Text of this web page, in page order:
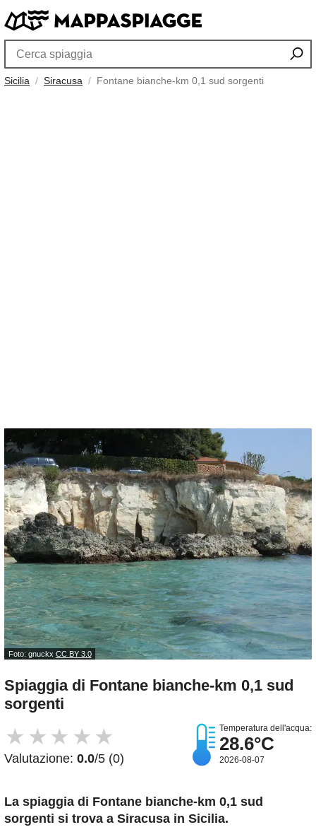
Sicilia Siracusa Fontane bianche-km 0,1 sud sorgenti
Foto: gnuckx CC BY 3.0
Spiaggia di Fontane bianche-km 0,1 sud
sorgenti
★ ★ ★ ★ ★
Valutazione: 0.0/5 (0)
Temperatura dell'acqua:
28.6°C
2026-08-07
La spiaggia di Fontane bianche-km 0,1 sud
sorgenti si trova a Siracusa in Sicilia.